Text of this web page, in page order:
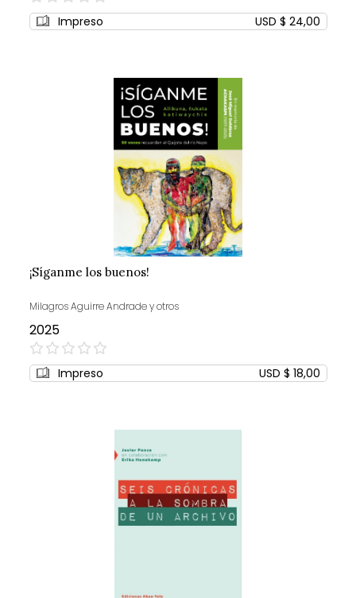
0%
Impreso USD $ 24,00
¡Síganme los buenos!
Milagros Aguirre Andrade y otros
2025
0%
Impreso USD $ 18,00